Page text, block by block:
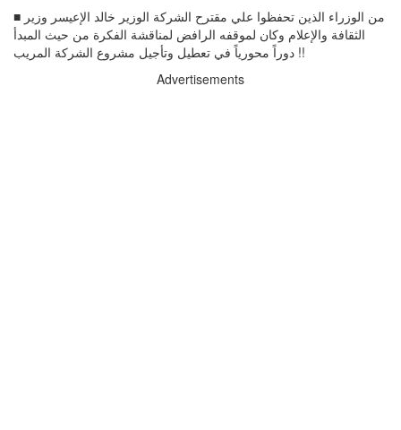
■ من الوزراء الذين تحفظوا علي مقترح الشركة الوزير خالد الإعيسر وزير
الثقافة والإعلام وكان لموقفه الرافض لمناقشة الفكرة من حيث المبدأ
دوراً محورياً في تعطيل وتأجيل مشروع الشركة المريب !!
Advertisements